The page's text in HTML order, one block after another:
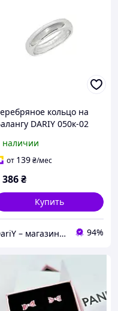
кольцо на
DARIY 050к-02
наличии
от 139₴/мес
386₴
Купить
DariY – магазин ювелирных изделий 94%